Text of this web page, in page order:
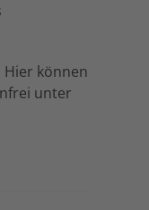
können
unter